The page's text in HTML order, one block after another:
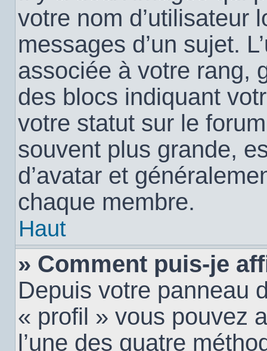
votre nom d’utilisateur
messages d’un sujet.
associée à votre rang,
des blocs indiquant
votre statut sur le
souvent plus grande,
d’avatar et
chaque membre.
Haut
» Comment puis-je
Depuis votre panneau
« profil » vous pouvez
l’une des quatre